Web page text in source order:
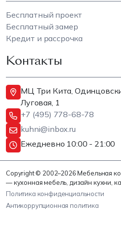
Бесплатный проект
Бесплатный замер
Кредит и рассрочка
Контакты
МЦ Три Кита,
Луговая, 1
+7 (495) 778-68-78
kuhni@inbox.ru
Ежедневно 10:00 - 21:00
Copyright © 2002–2026 Мебельная
— кухонная мебель, дизайн кухни,
Политика конфиденциальности
Антикоррупционная политика